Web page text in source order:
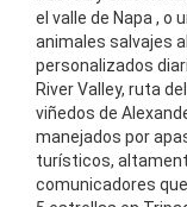
el valle de Napa , o
animales salvajes
personalizados
River Valley, ruta
viñedos de
manejados por
turísticos,
comunicadores